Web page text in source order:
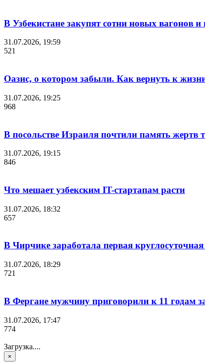
В Узбекистане закупят сотни новых вагонов
31.07.2026, 19:59
521
Оазис, о котором забыли. Как вернуть к
31.07.2026, 19:25
968
В посольстве Израиля почтили память жертв
31.07.2026, 19:15
846
Что мешает узбекским IT-стартапам расти
31.07.2026, 18:32
657
В Чирчике заработала первая
31.07.2026, 18:29
721
В Фергане мужчину приговорили к 11 годам
31.07.2026, 17:47
774
Загрузка....
×